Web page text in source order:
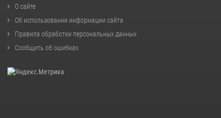
О сайте
Об использовании информации сайта
Правила обработки персональных данных
Сообщить об ошибках